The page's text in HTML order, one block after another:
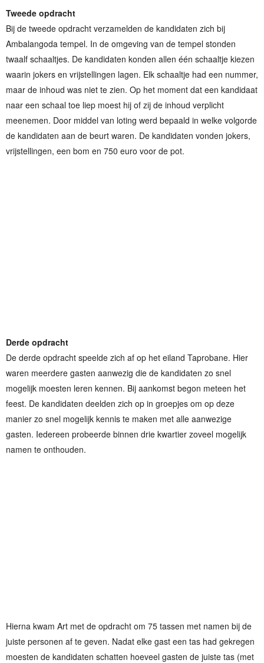
Tweede opdracht
Bij de tweede opdracht verzamelden de kandidaten zich bij
Ambalangoda tempel. In de omgeving van de tempel stonden
twaalf schaaltjes. De kandidaten konden allen één schaaltje kiezen
waarin jokers en vrijstellingen lagen. Elk schaaltje had een nummer,
maar de inhoud was niet te zien. Op het moment dat een kandidaat
naar een schaal toe liep moest hij of zij de inhoud verplicht
meenemen. Door middel van loting werd bepaald in welke volgorde
de kandidaten aan de beurt waren. De kandidaten vonden jokers,
vrijstellingen, een bom en 750 euro voor de pot.
Derde opdracht
De derde opdracht speelde zich af op het eiland Taprobane. Hier
waren meerdere gasten aanwezig die de kandidaten zo snel
mogelijk moesten leren kennen. Bij aankomst begon meteen het
feest. De kandidaten deelden zich op in groepjes om op deze
manier zo snel mogelijk kennis te maken met alle aanwezige
gasten. Iedereen probeerde binnen drie kwartier zoveel mogelijk
namen te onthouden.
Hierna kwam Art met de opdracht om 75 tassen met namen bij de
juiste personen af te geven. Nadat elke gast een tas had gekregen
moesten de kandidaten schatten hoeveel gasten de juiste tas (met